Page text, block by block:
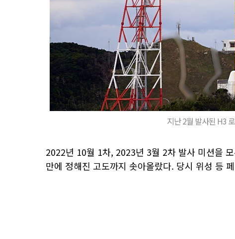
지난 2월 발사된 H3
2022년 10월 1차, 2023년 3월 2차 발사 미션을
만에 정해진 고도까지 솟아올랐다. 당시 위성 등